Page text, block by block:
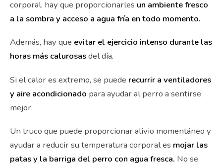
corporal, hay que proporcionarles un ambiente fresco
a la sombra y acceso a agua fría en todo momento.
Además, hay que evitar el ejercicio intenso durante las
horas más calurosasdel día.
Si el calor es extremo, se puede recurrir a ventiladores
y aire acondicionado para ayudar al perro a sentirse
mejor.
Un truco que puede proporcionar alivio momentáneo y
ayudar a reducir su temperatura corporal es mojar las
patas y la barriga del perro con agua fresca. No se